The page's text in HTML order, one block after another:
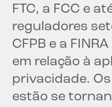
FTC, a FCC e
reguladores
CFPB e a
em relação à
privacidade.
estão se